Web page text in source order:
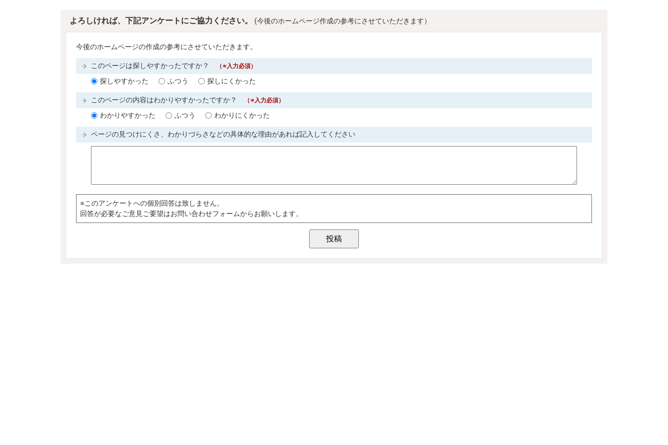
よろしければ、下記アンケートにご協力ください。 (今後のホームページ作成の参考にさせていただきます）
今後のホームページの作成の参考にさせていただきます。
このページは探しやすかったですか？ （※入力必須）
探しやすかった ふつう 探しにくかった
このページの内容はわかりやすかったですか？ （※入力必須）
わかりやすかった ふつう わかりにくかった
ページの見つけにくさ、わかりづらさなどの具体的な理由があれば記入してください
※このアンケートへの個別回答は致しません。
回答が必要なご意見ご要望はお問い合わせフォームからお願いします。